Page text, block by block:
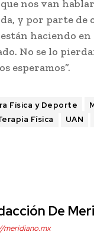
nos van
y por parte
haciendo
No se lo
esperamos”.
Física y Deporte
Física
UAN
De
meridiano.mx